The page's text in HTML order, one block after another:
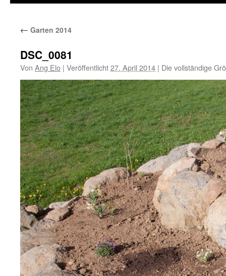
← Garten 2014
DSC_0081
Von Ang Elo | Veröffentlicht27. April 2014 | Die vollständige